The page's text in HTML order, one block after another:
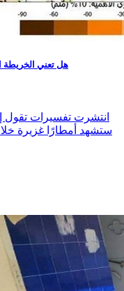
هل تعني الخريطة